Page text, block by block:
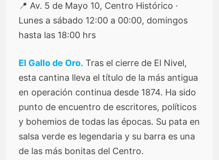
📍 Av. 5 de Mayo 10, Centro Histórico ·
Lunes a sábado 12:00 a 00:00, domingos
hasta las 18:00 hrs
El Gallo de Oro. Tras el cierre de El Nivel,
esta cantina lleva el título de la más antigua
en operación continua desde 1874. Ha sido
punto de encuentro de escritores, políticos
y bohemios de todas las épocas. Su pata en
salsa verde es legendaria y su barra es una
de las más bonitas del Centro.